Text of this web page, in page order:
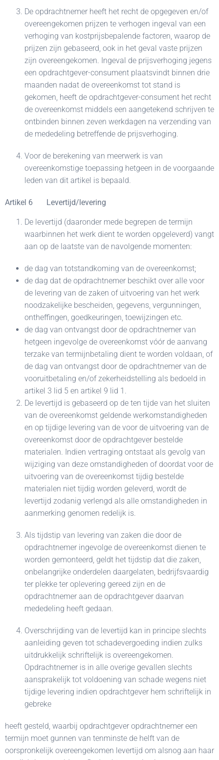
De opdrachtnemer heeft het recht de opgegeven en/of
overeengekomen prijzen te verhogen ingeval van een
verhoging van kostprijsbepalende factoren, waarop de
prijzen zijn gebaseerd, ook in het geval vaste prijzen
zijn overeengekomen. Ingeval de prijsverhoging jegens
een opdrachtgever-consument plaatsvindt binnen drie
maanden nadat de overeenkomst tot stand is
gekomen, heeft de opdrachtgever-consument het recht
de overeenkomst middels een aangetekend schrijven te
ontbinden binnen zeven werkdagen na verzending van
de mededeling betreffende de prijsverhoging.
Voor de berekening van meerwerk is van
overeenkomstige toepassing hetgeen in de voorgaande
leden van dit artikel is bepaald.
Artikel 6 Levertijd/levering
De levertijd (daaronder mede begrepen de termijn
waarbinnen het werk dient te worden opgeleverd) vangt
aan op de laatste van de navolgende momenten:
de dag van totstandkoming van de overeenkomst;
de dag dat de opdrachtnemer beschikt over alle voor
de levering van de zaken of uitvoering van het werk
noodzakelijke bescheiden, gegevens, vergunningen,
ontheffingen, goedkeuringen, toewijzingen etc.
de dag van ontvangst door de opdrachtnemer van
hetgeen ingevolge de overeenkomst vóór de aanvang
terzake van termijnbetaling dient te worden voldaan, of
de dag van ontvangst door de opdrachtnemer van de
vooruitbetaling en/of zekerheidstelling als bedoeld in
artikel 3 lid 5 en artikel 9 lid 1.
De levertijd is gebaseerd op de ten tijde van het sluiten
van de overeenkomst geldende werkomstandigheden
en op tijdige levering van de voor de uitvoering van de
overeenkomst door de opdrachtgever bestelde
materialen. Indien vertraging ontstaat als gevolg van
wijziging van deze omstandigheden of doordat voor de
uitvoering van de overeenkomst tijdig bestelde
materialen niet tijdig worden geleverd, wordt de
levertijd zodanig verlengd als alle omstandigheden in
aanmerking genomen redelijk is.
Als tijdstip van levering van zaken die door de
opdrachtnemer ingevolge de overeenkomst dienen te
worden gemonteerd, geldt het tijdstip dat die zaken,
onbelangrijke onderdelen daargelaten, bedrijfsvaardig
ter plekke ter oplevering gereed zijn en de
opdrachtnemer aan de opdrachtgever daarvan
mededeling heeft gedaan.
Overschrijding van de levertijd kan in principe slechts
aanleiding geven tot schadevergoeding indien zulks
uitdrukkelijk schriftelijk is overeengekomen.
Opdrachtnemer is in alle overige gevallen slechts
aansprakelijk tot voldoening van schade wegens niet
tijdige levering indien opdrachtgever hem schriftelijk in
gebreke
heeft gesteld, waarbij opdrachtgever opdrachtnemer een
termijn moet gunnen van tenminste de helft van de
oorspronkelijk overeengekomen levertijd om alsnog aan haar